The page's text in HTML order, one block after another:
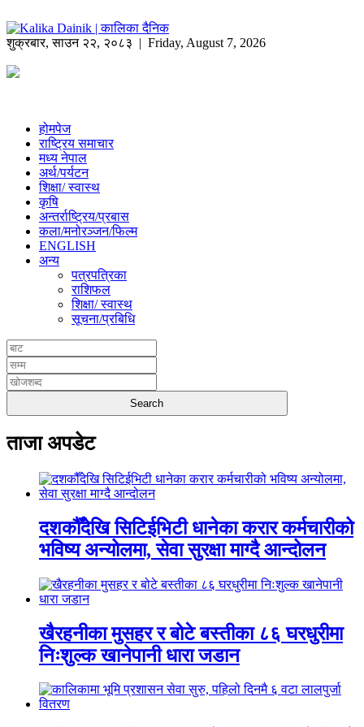
शुक्रबार,साउन २२, २०८३ | Friday, August 7, 2026
होमपेज
राष्ट्रिय समाचार
मध्य नेपाल
अर्थ/पर्यटन
शिक्षा/ स्वास्थ
कृषि
अन्तर्राष्ट्रिय/प्रबास
कला/मनोरञ्जन/फिल्म
ENGLISH
अन्य
पत्रपत्रिका
राशिफल
शिक्षा/ स्वास्थ
सूचना/प्रबिधि
ताजा अपडेट
दशकौँदेखि सिटिईभिटी धानेका करार कर्मचारीको
भविष्य अन्योलमा, सेवा सुरक्षा माग्दै आन्दोलन
खैरहनीका मुसहर र बोटे बस्तीका ८६ घरधुरीमा
निःशुल्क खानेपानी धारा जडान